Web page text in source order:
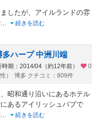
したが、アイルランドの雰
...
続きを読む
ハープ 中洲川端
時期：2014/04（約12年前）
0
） 博多 クチコミ：809件
昭和通り沿いにあるホテル
あるアイリッシュパブで
...
続きを読む